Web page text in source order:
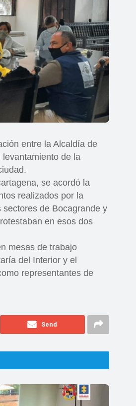
entre la Alcaldía de
de la
se acordó la
realizados por la
de Bocagrande y
en esos dos
mesas de trabajo
del Interior y el
representantes de
Send